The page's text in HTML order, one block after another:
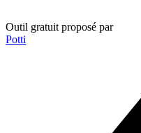
Outil gratuit proposé par
Potti